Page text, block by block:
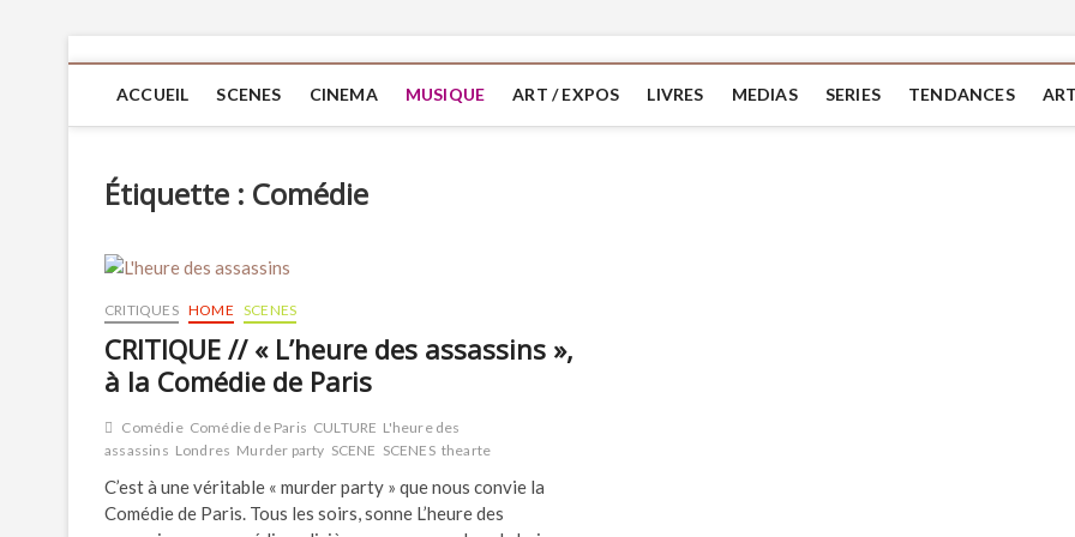
ACCUEIL SCENES CINEMA MUSIQUE ART / EXPOS LIVRES MEDIAS SERIES TENDANCES
Étiquette : Comédie
CRITIQUES HOME SCENES
CRITIQUE // « L’heure des assassins »,
à la Comédie de Paris
Comédie Comédie de Paris CULTURE L'heure des
assassins Londres Murder party SCENE SCENES thearte
C’est à une véritable « murder party » que nous convie la
Comédie de Paris. Tous les soirs, sonne L’heure des